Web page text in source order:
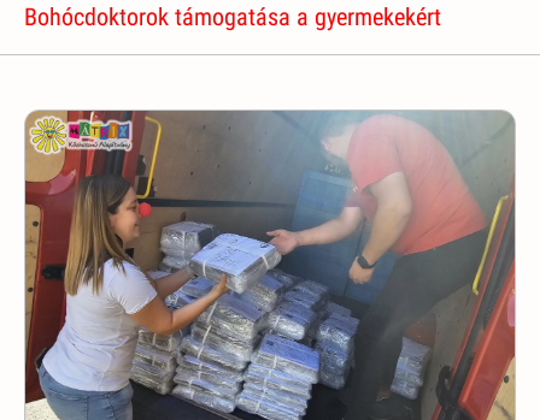
Bohócdoktorok támogatása a gyermekekért